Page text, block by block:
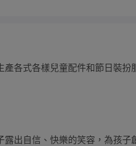
各式各樣兒童配件和節日裝扮
出自信、快樂的笑容，為孩子